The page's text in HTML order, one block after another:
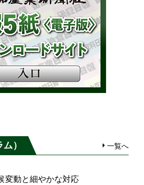
） 一覧へ
変動と細やかな対応